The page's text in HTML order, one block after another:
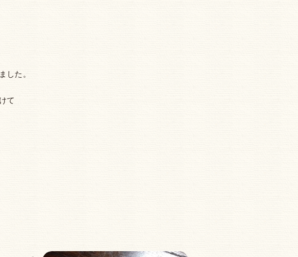
した。
て